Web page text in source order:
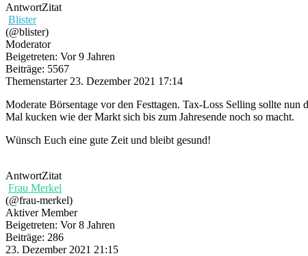
AntwortZitat
Blister
(@blister)
Moderator
Beigetreten: Vor 9 Jahren
Beiträge: 5567
Themenstarter 23. Dezember 2021 17:14
Moderate Börsentage vor den Festtagen. Tax-Loss Selling sollte
Mal kucken wie der Markt sich bis zum Jahresende noch so macht.
Wünsch Euch eine gute Zeit und bleibt gesund!
AntwortZitat
Frau Merkel
(@frau-merkel)
Aktiver Member
Beigetreten: Vor 8 Jahren
Beiträge: 286
23. Dezember 2021 21:15